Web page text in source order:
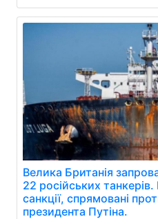
Велика Британія
22 російських
санкції, спрямовані
президента Путіна.